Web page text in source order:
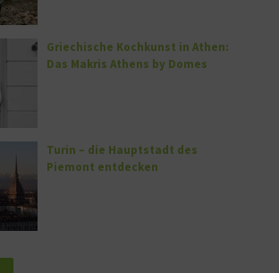
Griechische Kochkunst in Athen:
Das Makris Athens by Domes
Turin – die Hauptstadt des
Piemont entdecken